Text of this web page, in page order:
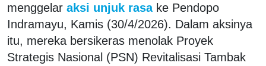
menggelar aksi unjuk rasa ke Pendopo
Indramayu, Kamis (30/4/2026). Dalam aksinya
itu, mereka bersikeras menolak Proyek
Strategis Nasional (PSN) Revitalisasi Tambak